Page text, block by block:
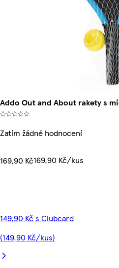
Addo Out and About rakety s
Zatím žádné hodnocení
169,90 Kč169,90 Kč/kus
149,90 Kč s Clubcard
(149,90 Kč/kus)